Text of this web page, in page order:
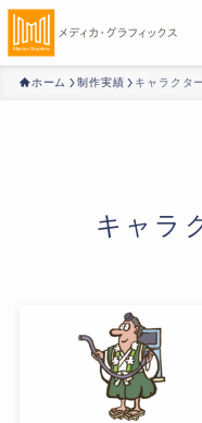
ホーム 制作実績 キャラクタ
キャラ